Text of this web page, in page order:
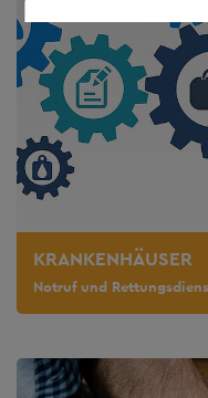
KRANKENHÄUSER
Notruf und